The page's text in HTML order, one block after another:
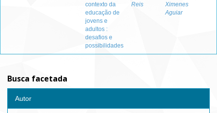
contexto da
educação de
jovens e
adultos :
desafios e
possibilidades
Reis
Ximenes
Aguiar
Busca facetada
Autor